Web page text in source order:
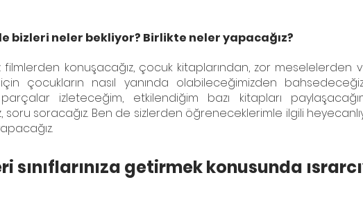
bizleri neler bekliyor? Birlikte neler yapacağız?
filmlerden konuşacağız, çocuk kitaplarından, zor meselelerden
çocukların nasıl yanında olabileceğimizden
izleteceğim, etkilendiğim bazı kitapları
soru soracağız. Ben de sizlerden öğreneceklerimle ilgili
sınıflarınıza getirmek konusunda